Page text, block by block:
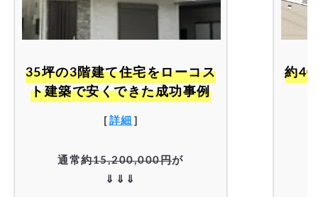
35坪の3階建て住宅をローコス
ト建築で安くできた成功事例
［ 詳細 ］
通常約15,200,000円が
⇓⇓⇓
約40坪の3階建て住宅で安くで